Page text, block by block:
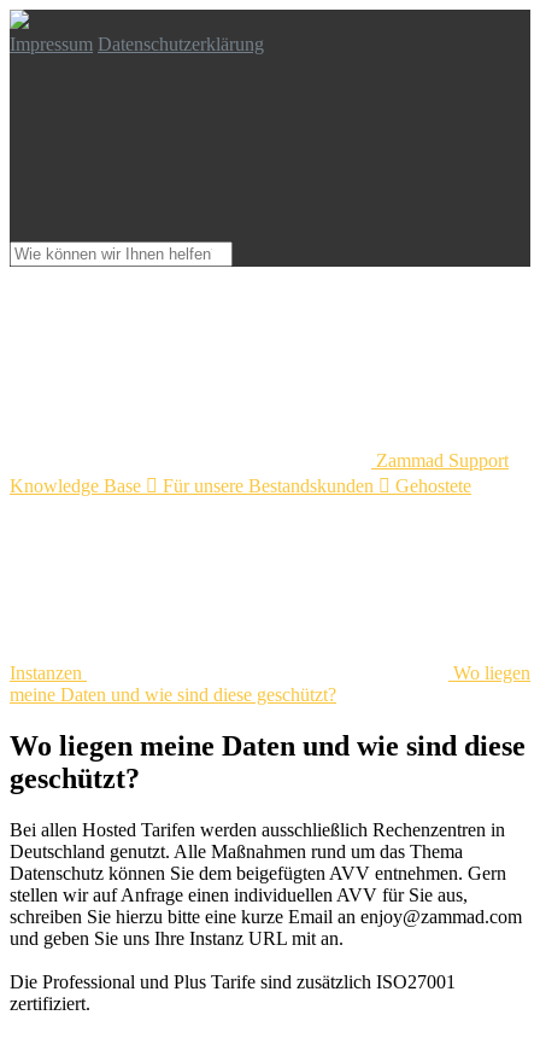
Impressum Datenschutzerklärung
Zammad Support
Knowledge Base  Für unsere Bestandskunden  Gehostete
Instanzen
Wo liegen
meine Daten und wie sind diese geschützt?
Wo liegen meine Daten und wie sind diese
geschützt?
Bei allen Hosted Tarifen werden ausschließlich Rechenzentren in
Deutschland genutzt. Alle Maßnahmen rund um das Thema
Datenschutz können Sie dem beigefügten AVV entnehmen. Gern
stellen wir auf Anfrage einen individuellen AVV für Sie aus,
schreiben Sie hierzu bitte eine kurze Email an enjoy@zammad.com
und geben Sie uns Ihre Instanz URL mit an.
Die Professional und Plus Tarife sind zusätzlich ISO27001
zertifiziert.